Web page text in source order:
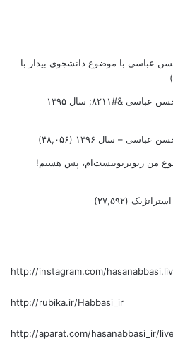
عباسی با موضوع دانشجوی بیدار با
&#۸۲۱۱; سال ۱۳۹۵
عباسی – سال ۱۳۹۶ (۴۸,۰۵۶)
(۲۷,۵۹۲)
http://instagram.com/
http://rubika.ir/Habbasi_ir
http://aparat.com/hasanabbasi_ir/live